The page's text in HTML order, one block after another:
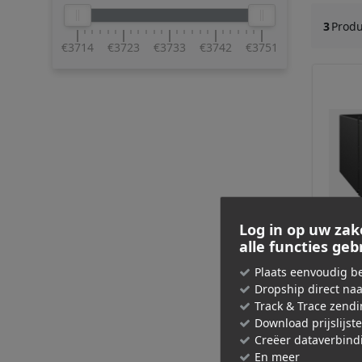
€3714 €3723 €3733 €3742 €3751
3
C Sub
€
Log in op uw
alle functies
Plaats eenvoudig
Dropship direct
Track & Trace
Download
Creëer
En meer